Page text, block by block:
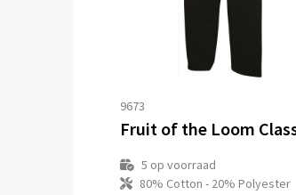
9673
5 op voorraad
80% Cotton - 20% Polyester